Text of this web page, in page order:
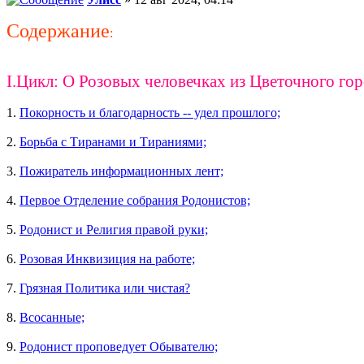
Содержание:
I.Цикл: О Розовых человечках из Цветочного
1. Покорность и благодарность -- удел прошлого;
2. Борьба с Тиранами и Тираниями;
3. Пожиратель информационных лент;
4. Первое Отделение собрания Родонистов;
5. Родонист и Религия правой руки;
6. Розовая Инквизиция на работе;
7. Грязная Политика или чистая?
8. Всосанные;
9. Родонист проповедует Обывателю;